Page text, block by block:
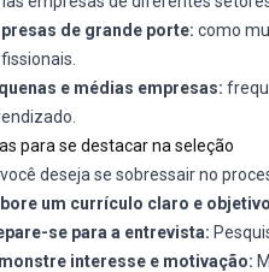
de grande porte: como
e médias empresas:
para se destacar na seleção
deseja se sobressair no
um currículo claro e
se para a entrevista:
interesse e motivação: